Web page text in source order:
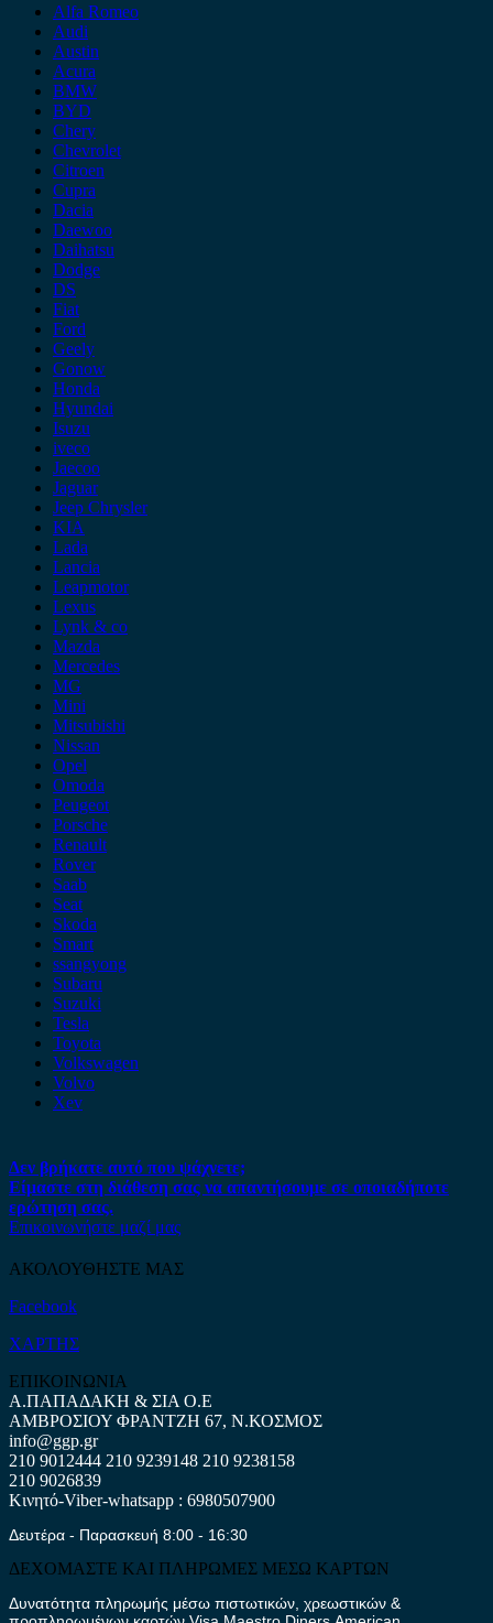
Alfa Romeo
Audi
Austin
Acura
BMW
BYD
Chery
Chevrolet
Citroen
Cupra
Dacia
Daewoo
Daihatsu
Dodge
DS
Fiat
Ford
Geely
Gonow
Honda
Hyundai
Isuzu
iveco
Jaecoo
Jaguar
Jeep Chrysler
KIA
Lada
Lancia
Leapmotor
Lexus
Lynk & co
Mazda
Mercedes
MG
Mini
Mitsubishi
Nissan
Opel
Omoda
Peugeot
Porsche
Renault
Rover
Saab
Seat
Skoda
Smart
ssangyong
Subaru
Suzuki
Tesla
Toyota
Volkswagen
Volvo
Xev
Δεν βρήκατε αυτό που ψάχνετε;
Είμαστε στη διάθεση σας να απαντήσουμε σε οποιαδήποτε
ερώτηση σας.
Επικοινωνήστε μαζί μας
ΑΚΟΛΟΥΘΗΣΤΕ ΜΑΣ
Facebook
ΧΑΡΤΗΣ
ΕΠΙΚΟΙΝΩΝΙΑ
Α.ΠΑΠΑΔΑΚΗ & ΣΙΑ Ο.Ε
ΑΜΒΡΟΣΙΟΥ ΦΡΑΝΤΖΗ 67, Ν.ΚΟΣΜΟΣ
info@ggp.gr
210 9012444 210 9239148 210 9238158
210 9026839
Κινητό-Viber-whatsapp : 6980507900
Δευτέρα - Παρασκευή 8:00 - 16:30
ΔΕΧΟΜΑΣΤΕ ΚΑΙ ΠΛΗΡΩΜΕΣ ΜΕΣΩ ΚΑΡΤΩΝ
Δυνατότητα πληρωμής μέσω πιστωτικών, χρεωστικών &